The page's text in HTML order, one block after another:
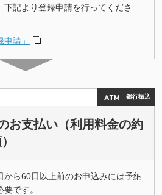
下記より登録申請を行ってくださ
申請」
銀行振込
お支払い（利用料金の約
から60日以上前のお申込みには予納
です。